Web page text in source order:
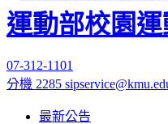
運動部校園
07-312-1101
分機 2285
最新公告